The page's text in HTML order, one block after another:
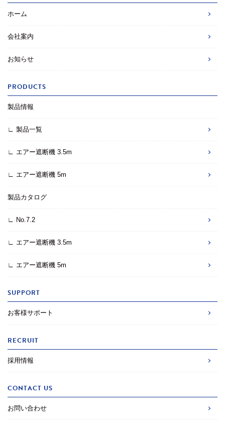
ホーム
会社案内
お知らせ
PRODUCTS
製品情報
∟ 製品一覧
∟ エアー遮断機 3.5m
∟ エアー遮断機 5m
製品カタログ
∟ No.7.2
∟ エアー遮断機 3.5m
∟ エアー遮断機 5m
SUPPORT
お客様サポート
RECRUIT
採用情報
CONTACT US
お問い合わせ